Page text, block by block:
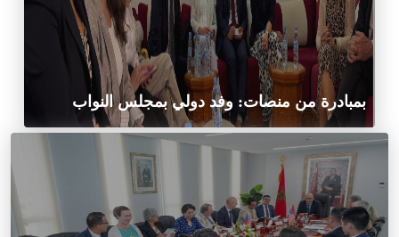
بمبادرة من منصات: وفد دولي بمجلس النواب